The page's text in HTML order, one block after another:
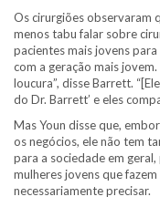
Os cirurgiões observaram
menos tabu falar sobre
pacientes mais jovens para
com a geração mais
loucura”, disse Barrett.
do Dr. Barrett’ e eles
Mas Youn disse que,
os negócios, ele não tem
para a sociedade em
mulheres jovens que
necessariamente precisar.